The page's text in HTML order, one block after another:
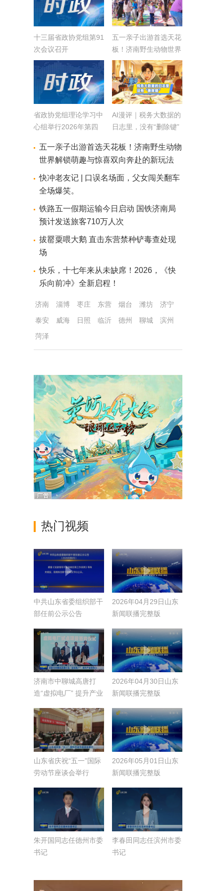
十三届省政协党组第91
次会议召开
五一亲子出游首选天花
板！济南野生动物世界
解锁萌趣与惊喜双向奔
赴的新玩法
省政协党组理论学习中
心组举行2026年第四
AI漫评｜税务大数据的
日志里，没有“删除键”
五一亲子出游首选天花板！济南野生动物
世界解锁萌趣与惊喜双向奔赴的新玩法
快冲老友记 | 口误名场面，父女闯关翻车
全场爆笑。
铁路五一假期运输今日启动 国铁济南局
预计发送旅客710万人次
拔罂粟喂大鹅 直击东营禁种铲毒查处现
场
快乐，十七年来从未缺席！2026，《快
乐向前冲》全新启程！
济南 淄博 枣庄 东营 烟台 潍坊
济宁
泰安
威海 日照 临沂 德州 聊城
滨州
菏泽
热门视频
中共山东省委组织部干
部任前公示公告
2026年04月29日山东
新闻联播完整版
济南市中聊城高唐打
造“虚拟电厂” 提升产业
奋斗正当时·强县产业
帮扶弱县】
2026年04月30日山东
新闻联播完整版
山东省庆祝“五一”国际
劳动节座谈会举行
2026年05月01日山东
新闻联播完整版
朱开国同志任德州市委
书记
李春田同志任滨州市委
书记